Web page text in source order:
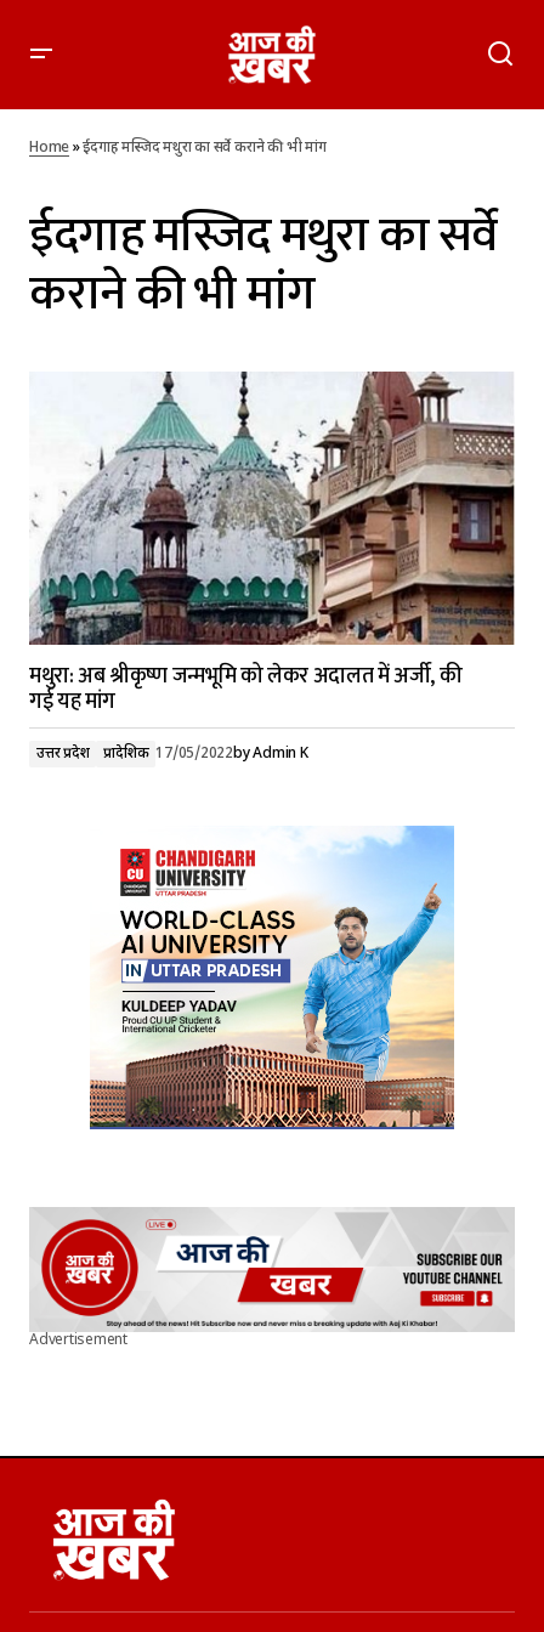
Home»ईदगाह मस्जिद मथुरा का सर्वे कराने की भी मांग
ईदगाह मस्जिद मथुरा का सर्वे
कराने की भी मांग
मथुरा: अब श्रीकृष्ण जन्मभूमि को लेकर अदालत में अर्जी, की
गई यह मांग
उत्तर प्रदेश प्रादेशिक 17/05/2022byAdmin K
Advertisement